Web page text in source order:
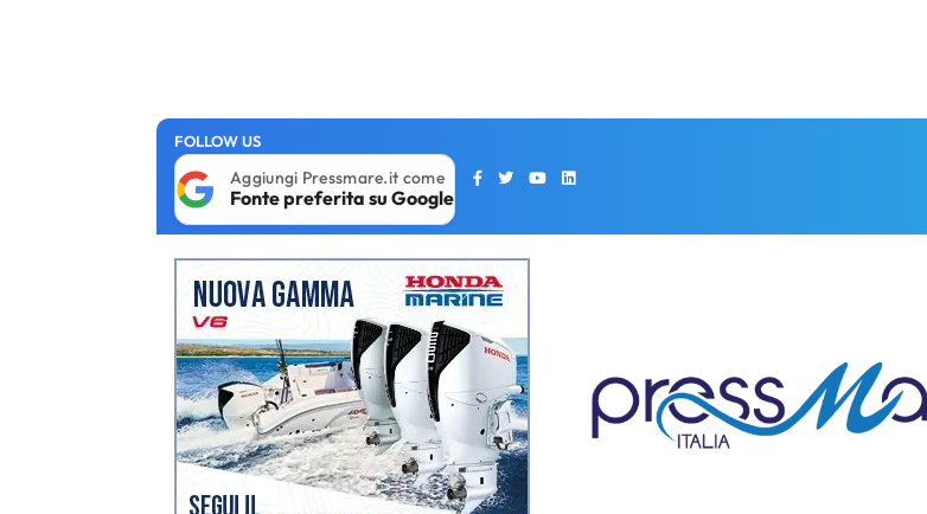
FOLLOW US
Aggiungi Pressmare.it come
Fonte preferita su Google